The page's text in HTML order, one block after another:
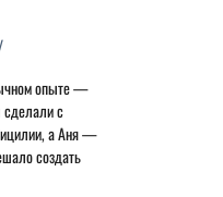
опыте —
с
а Аня —
создать